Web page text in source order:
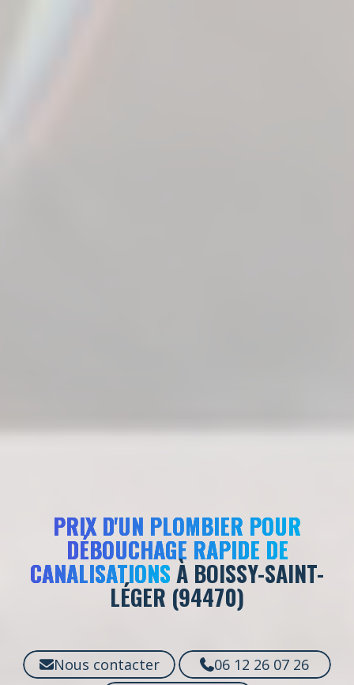
PRIX D'UN PLOMBIER POUR
DÉBOUCHAGE RAPIDE DE
CANALISATIONSÀ BOISSY-SAINT-
LÉGER (94470)
Nous contacter
06 12 26 07 26